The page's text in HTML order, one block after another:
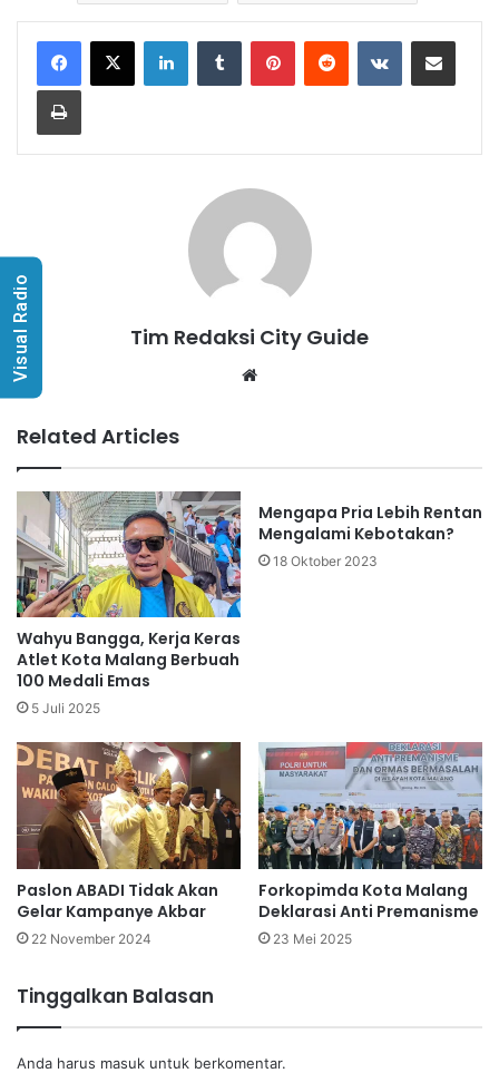
LinkedInTumblr PinterestReddit VKontakteShare via Email
Print
Tim Redaksi City Guide
Related Articles
Wahyu Bangga, Kerja Keras
Atlet Kota Malang Berbuah
100 Medali Emas
5 Juli 2025
Mengapa Pria Lebih Rentan
Mengalami Kebotakan?
18 Oktober 2023
Paslon ABADI Tidak Akan
Gelar Kampanye Akbar
22 November 2024
Forkopimda Kota Malang
Deklarasi Anti Premanisme
23 Mei 2025
Tinggalkan Balasan
Anda harus masuk untuk berkomentar.
Visual Radio